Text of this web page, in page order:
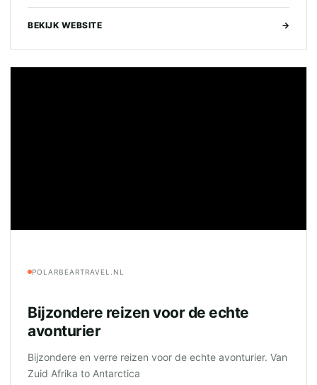
BEKIJK WEBSITE →
POLARBEARTRAVEL.NL
Bijzondere reizen voor de echte
avonturier
Bijzondere en verre reizen voor de echte avonturier. Van
Zuid Afrika to Antarctica